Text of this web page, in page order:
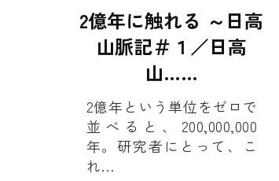
2億年に触れる ～日高
山脈記＃１／日高
山……
2億年という単位をゼロで
並べると、200,000,000
年。研究者にとって、こ
れ…